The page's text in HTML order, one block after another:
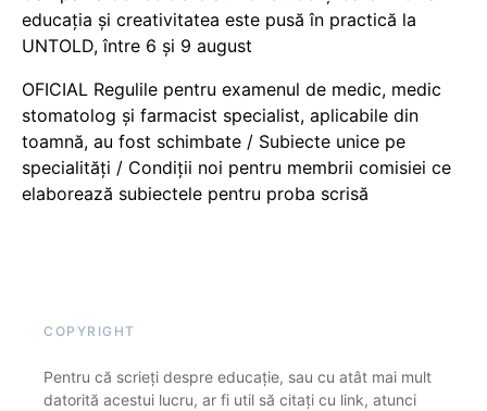
educația și creativitatea este pusă în practică la
UNTOLD, între 6 și 9 august
OFICIAL Regulile pentru examenul de medic, medic
stomatolog și farmacist specialist, aplicabile din
toamnă, au fost schimbate / Subiecte unice pe
specialități / Condiții noi pentru membrii comisiei ce
elaborează subiectele pentru proba scrisă
COPYRIGHT
Pentru că scrieți despre educație, sau cu atât mai mult
datorită acestui lucru, ar fi util să citați cu link, atunci